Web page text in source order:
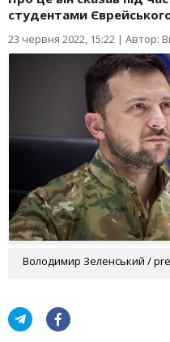
студентами
23 червня 2022, 15:22 | Автор:
Володимир Зеленський /